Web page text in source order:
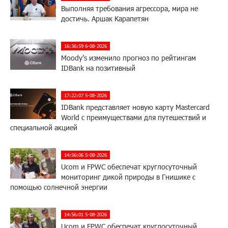
Выполняя требования агрессора, мира не
достичь. Аршак Карапетян
16:36:59 6-08-2026
Moody’s изменило прогноз по рейтингам
IDBank на позитивный
17:22:07 5-08-2026
IDBank представляет новую карту Mastercard
World с преимуществами для путешествий и
специальной акцией
14:56:06 5-08-2026
Ucom и FPWC обеспечат круглосуточный
мониторинг дикой природы в Гнишике с
помощью солнечной энергии
14:56:01 5-08-2026
Ucom и FPWC обеспечат круглосуточный